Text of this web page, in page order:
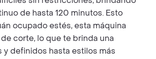
de hasta 120 minutos. Esto
ocupado estés, esta máquina
corte, lo que te brinda una
definidos hasta estilos más